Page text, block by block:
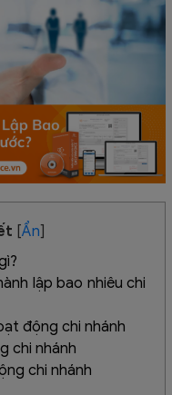
[Ẩn]
lập bao nhiêu chi
động chi nhánh
chi nhánh
chi nhánh